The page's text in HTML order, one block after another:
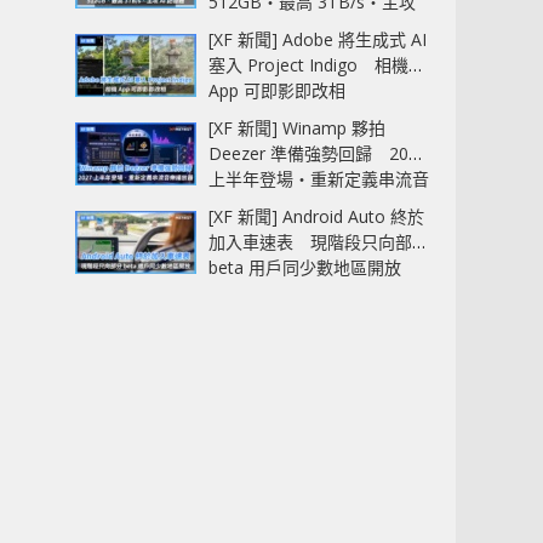
AI 記憶體
[XF 新聞] Adobe 將生成式 AI
塞入 Project Indigo 相機
App 可即影即改相
[XF 新聞] Winamp 夥拍
Deezer 準備強勢回歸 2027
上半年登場‧重新定義串流音
樂播放器
[XF 新聞] Android Auto 終於
加入車速表 現階段只向部分
beta 用戶同少數地區開放